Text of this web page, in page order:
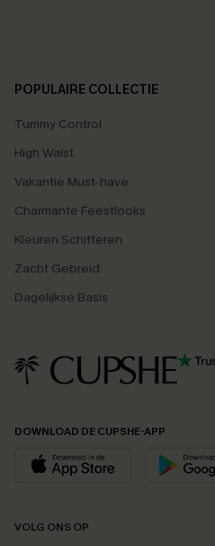
POPULAIRE COLLECTIE
Tummy Control
High Waist
Vakantie Must-have
Charmante Feestlooks
Kleuren Schitteren
Zacht Gebreid
Dagelijkse Basis
DOWNLOAD DE CUPSHE-APP
VOLG ONS OP